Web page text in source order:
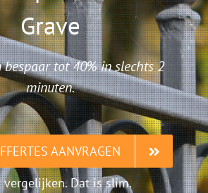
Grave
bespaar tot 40% in slechts 2
minuten.
AANVRAGEN
vergelijken. Dat is slim.